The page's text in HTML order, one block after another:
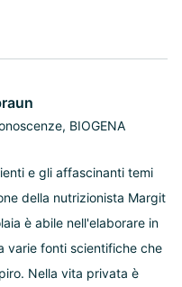
BIOGENA
e gli affascinanti temi
della nutrizionista Margit
è abile nell'elaborare in
varie fonti scientifiche che
Nella vita privata è